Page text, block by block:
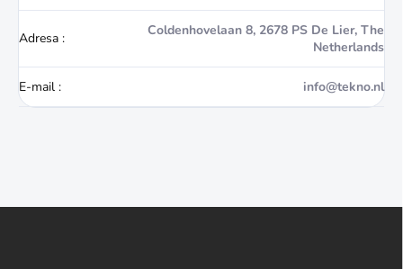
Adresa :
Coldenhovelaan 8, 2678 PS De Lier, The
Netherlands
E-mail : info@tekno.nl